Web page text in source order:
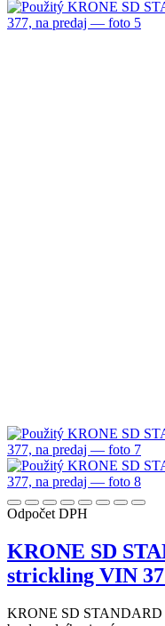
Odpočet DPH
KRONE SD
strickling VIN
KRONE SD STANDARD